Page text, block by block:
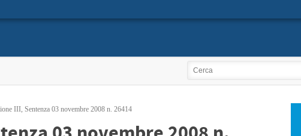
+
Cassazione civile sez. III,…
+
ACCORDO TERRITORIALE ORTONA
Accordo Territoriale Ortona 2019
III, Sentenza 03 novembre 2008 n. 26414